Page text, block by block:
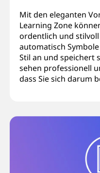
Mit den eleganten
Learning Zone
ordentlich und
automatisch
Stil an und speichert
sehen professionell
dass Sie sich darum